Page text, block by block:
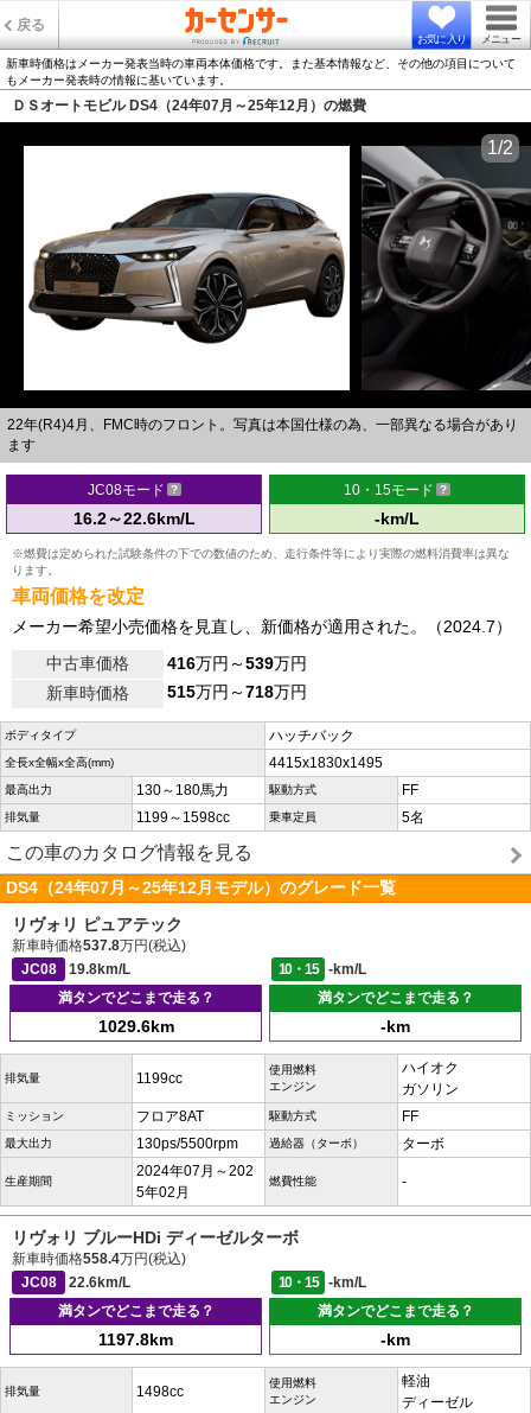
戻る
お気に入り メニュー
新車時価格はメーカー発表当時の車両本体価格です。また基本情報など、その他の項目について
もメーカー発表時の情報に基いています。
ＤＳオートモビル DS4（24年07月～25年12月）の燃費
22年(R4)4月、FMC時のフロント。写真は本国仕様の為、一部異なる場合があり
ます
1/2
JC08モード
16.2～22.6km/L
10・15モード
-km/L
※燃費は定められた試験条件の下での数値のため、走行条件等により実際の燃料消費率は異な
ります。
車両価格を改定
メーカー希望小売価格を見直し、新価格が適用された。（2024.7）
中古車価格
416万円～539万円
新車時価格
515万円～718万円
ボディタイプ ハッチバック
全長x全幅x全高(mm) 4415x1830x1495
最高出力 130～180馬力 駆動方式 FF
排気量 1199～1598cc 乗車定員 5名
この車のカタログ情報を見る
DS4（24年07月～25年12月モデル）のグレード一覧
リヴォリ ピュアテック
新車時価格537.8万円(税込)
JC08
19.8km/L 10・15
-km/L
満タンでどこまで走る？
1029.6km
満タンでどこまで走る？
-km
排気量 1199cc
使用燃料
エンジン
ハイオク
ガソリン
ミッション フロア8AT 駆動方式 FF
最大出力 130ps/5500rpm 過給器（ターボ） ターボ
生産期間
2024年07月～202
5年02月
燃費性能 -
リヴォリ ブルーHDi ディーゼルターボ
新車時価格558.4万円(税込)
JC08
22.6km/L 10・15
-km/L
満タンでどこまで走る？
1197.8km
満タンでどこまで走る？
-km
排気量 1498cc
使用燃料
エンジン
軽油
ディーゼル